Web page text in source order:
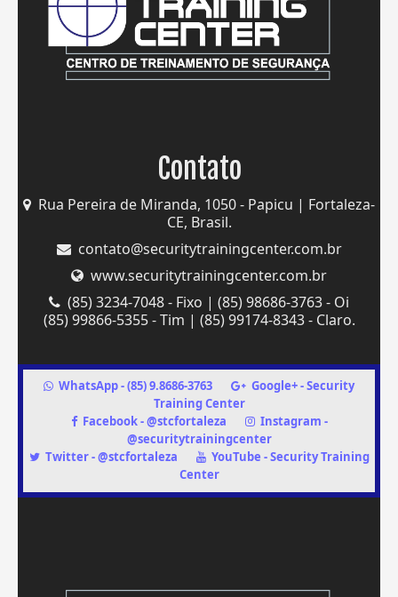
Contato
Rua Pereira de Miranda, 1050 - Papicu | Fortaleza-
CE, Brasil.
contato@securitytrainingcenter.com.br
www.securitytrainingcenter.com.br
(85) 3234-7048 - Fixo | (85) 98686-3763 - Oi
(85) 99866-5355 - Tim | (85) 99174-8343 - Claro.
WhatsApp - (85) 9.8686-3763
Google+ - Security
Training Center
Facebook - @stcfortaleza
Instagram -
@securitytrainingcenter
Twitter - @stcfortaleza
YouTube - Security Training
Center